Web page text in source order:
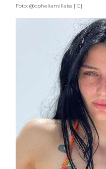
Foto: @opheliamillaiss [IG]